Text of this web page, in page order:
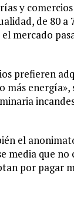
y
de 80 a
mercado
prefieren
más
el
media que
por pagar